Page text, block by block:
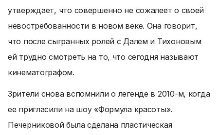
утверждает, что совершенно не сожалеет о своей
невостребованности в новом веке. Она говорит,
что после сыгранных ролей с Далем и Тихоновым
ей трудно смотреть на то, что сегодня называют
кинематографом.
Зрители снова вспомнили о легенде в 2010-м, когда
ее пригласили на шоу «Формула красоты».
Печерниковой была сделана пластическая